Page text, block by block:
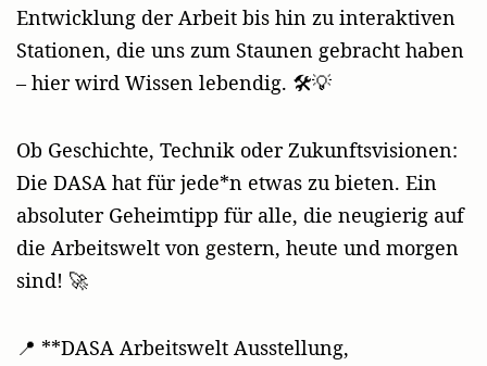
Entwicklung der Arbeit bis hin zu interaktiven
Stationen, die uns zum Staunen gebracht haben
– hier wird Wissen lebendig. 🛠️💡
Ob Geschichte, Technik oder Zukunftsvisionen:
Die DASA hat für jede*n etwas zu bieten. Ein
absoluter Geheimtipp für alle, die neugierig auf
die Arbeitswelt von gestern, heute und morgen
sind! 🚀
📍 **DASA Arbeitswelt Ausstellung,